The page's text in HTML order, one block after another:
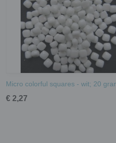
Micro colorful squares - wit; 20
€ 2,27